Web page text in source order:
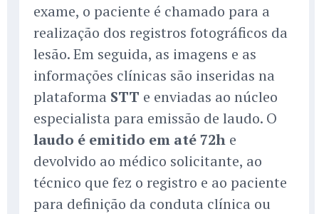
exame, o paciente é chamado para a
realização dos registros fotográficos da
lesão. Em seguida, as imagens e as
informações clínicas são inseridas na
plataforma STT e enviadas ao núcleo
especialista para emissão de laudo. O
laudo é emitido em até 72h e
devolvido ao médico solicitante, ao
técnico que fez o registro e ao paciente
para definição da conduta clínica ou